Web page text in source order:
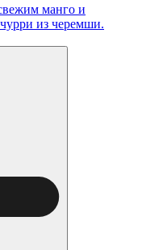
манго и
из черемши.